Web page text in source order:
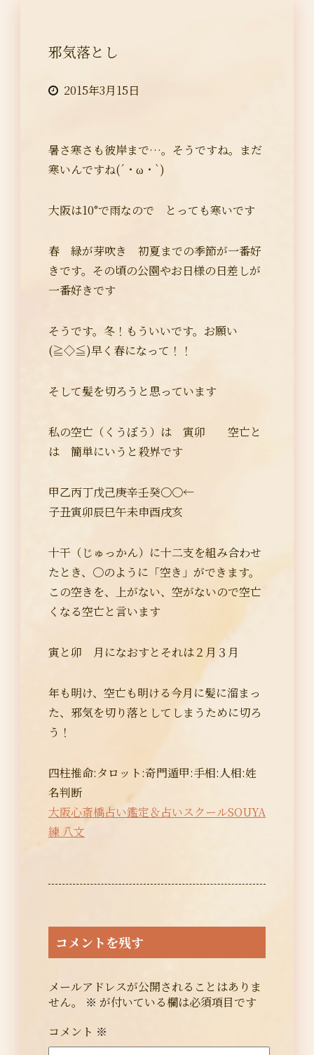
邪気落とし
2015年3月15日
暑さ寒さも彼岸まで…。そうですね。まだ
寒いんですね(´・ω・`)
大阪は10°で雨なので とっても寒いです
春 緑が芽吹き 初夏までの季節が一番好
きです。その頃の公園やお日様の日差しが
一番好きです
そうです。冬！もういいです。お願い
(≧◇≦)早く春になって！！
そして髪を切ろうと思っています
私の空亡（くうぼう）は 寅卯 空亡と
は 簡単にいうと殺界です
甲乙丙丁戊己庚辛壬癸〇〇←
子丑寅卯辰巳午未申酉戌亥
十干（じゅっかん）に十二支を組み合わせ
たとき、〇のように「空き」ができます。
この空きを、上がない、空がないので空亡
くなる空亡と言います
寅と卯 月になおすとそれは２月３月
年も明け、空亡も明ける今月に髪に溜まっ
た、邪気を切り落としてしまうために切ろ
う！
四柱推命:タロット:奇門遁甲:手相:人相:姓
名判断
大阪心斎橋占い鑑定＆占いスクールSOUYA
練 八文
コメントを残す
メールアドレスが公開されることはありま
せん。
※ が付いている欄は必須項目です
コメント ※